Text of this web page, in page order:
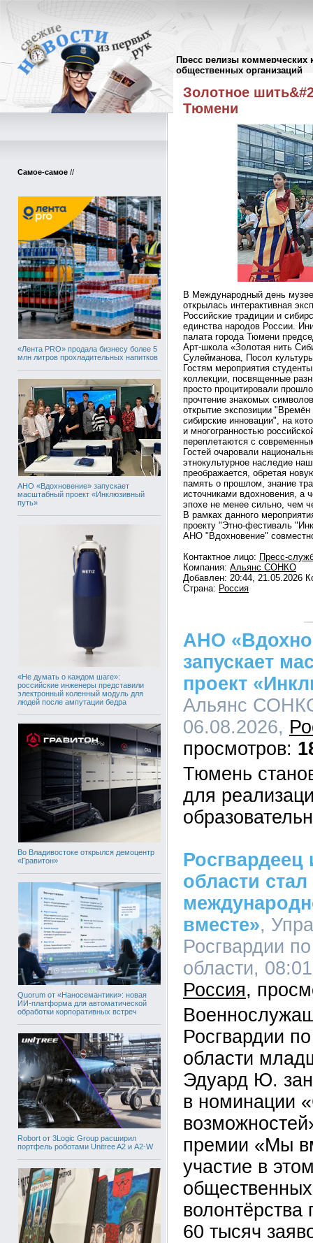
Пресс релизы коммерческих
общественных организаций
Самое-самое //
«Лента PRO» продала бизнесу более 5
млн литров прохладительных напитков
АНО «Вдохновение» запускает
масштабный проект «Инклюзивный
путь»
«Не думать о каждом шаге»:
российские инженеры представили
электронный коленный модуль для
людей после ампутации бедра
Во Владивостоке открылся демоцентр
«Гравитон»
Quorum от «Наносемантики»: новая
ИИ-платформа для автоматической
обработки корпоративных встреч
Robort от 3Logic Group расширил
портфель роботами Unitree A2 и A2-W
Пресс-релизы//
Золотное
Тюмени
В Международный день
открылась интерактивная
Российские традиции и
единства народов России.
палата города Тюмени
Арт-школа «Золотая нить
Сулейманова, Посол
Гостям мероприятия
коллекции, посвященные
просто процитировали
прочтение знакомых
открытие экспозиции
сибирские инновации", на
и многогранностью
переплетаются с
Гостей очаровали
этнокультурное наследие
преображается, обретая
память о прошлом, знание
источниками вдохновения, а
эпохе не менее сильно, чем
В рамках данного
проекту "Этно-фестиваль
АНО "Вдохновение"
Контактное лицо: Пресс-
Компания: Альянс СОНКО
Добавлен: 20:44, 21.05.2026
Страна: Россия
АНО
запускает
проект
Альянс
06.08.2026,
Тюмень
для
Росгвардеец
области
вместе»,
Росгвардии
области,
Россия
Росгвардии
области
Эдуард Ю.
в номинации
премии «Мы
участие в
60 тысяч